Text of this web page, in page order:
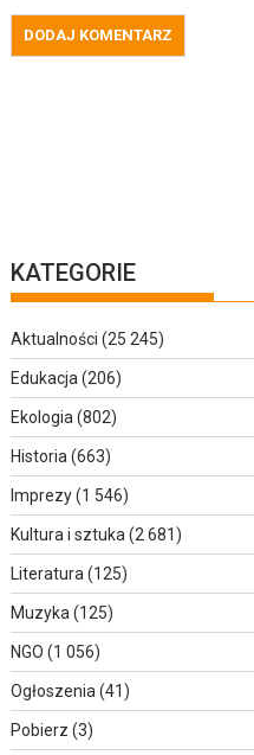
KATEGORIE
Aktualności (25 245)
Edukacja(206)
Ekologia(802)
Historia(663)
Imprezy(1 546)
Kultura i sztuka(2 681)
Literatura(125)
Muzyka(125)
NGO (1 056)
Ogłoszenia(41)
Pobierz (3)